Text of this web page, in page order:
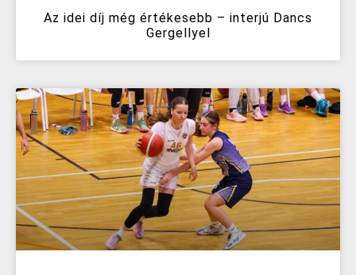
Az idei díj még értékesebb – interjú Dancs
Gergellyel